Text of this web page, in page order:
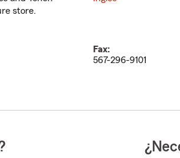
store.
Fax:
567-296-9101